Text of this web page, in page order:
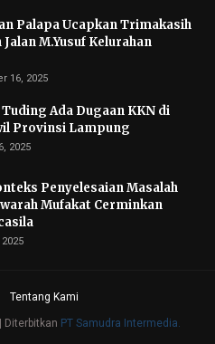
Palapa Ucapkan Trimakasih
M.Yusuf Kelurahan
16, 2025
Ada Dugaan KKN di
Provinsi Lampung
2025
Penyelesaian Masalah
Mufakat Cerminkan
Tentang Kami
Diterbitkan PT Samudra Intermedia.